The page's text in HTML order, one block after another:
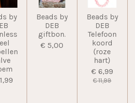
by
Beads by
DEB
giftbon.
€ 5,00
Beads by
DEB
Telefoon
koord
(roze
hart)
€ 6,99
€ 11,99